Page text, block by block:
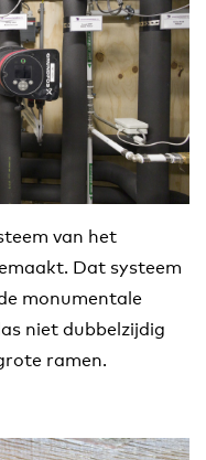
van het
Dat systeem
monumentale
niet dubbelzijdig
ramen.